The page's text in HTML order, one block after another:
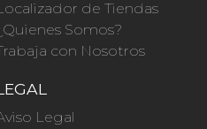
de Tiendas
Somos?
con Nosotros
Legal